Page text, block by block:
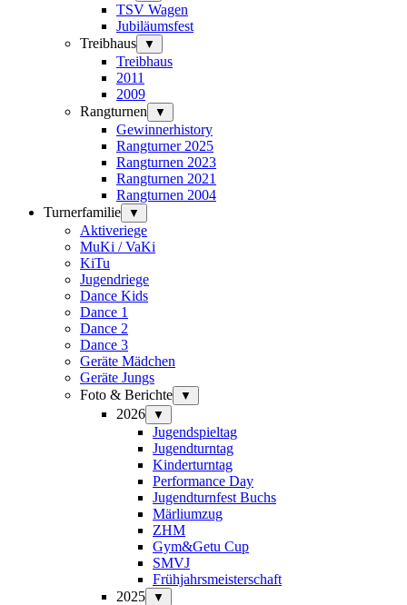
TSV Wagen
Jubiläumsfest
Treibhaus
▼
Treibhaus
2011
2009
Rangturnen
▼
Gewinnerhistory
Rangturner 2025
Rangturnen 2023
Rangturnen 2021
Rangturnen 2004
Turnerfamilie
▼
Aktiveriege
MuKi / VaKi
KiTu
Jugendriege
Dance Kids
Dance 1
Dance 2
Dance 3
Geräte Mädchen
Geräte Jungs
Foto & Berichte
▼
2026 ▼
Jugendspieltag
Jugendturntag
Kinderturntag
Performance Day
Jugendturnfest Buchs
Märliumzug
ZHM
Gym&Getu Cup
SMVJ
Frühjahrsmeisterschaft
2025
▼